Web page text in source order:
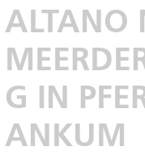
ALTANO
G IN
ANKUM